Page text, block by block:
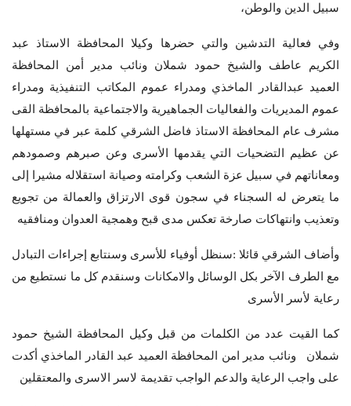
سبيل الدين والوطن،
وفي فعالية التدشين والتي حضرها وكيلا المحافظة الاستاذ عبد
الكريم عاطف والشيخ حمود شملان ونائب مدير أمن المحافظة
العميد عبدالقادر الماخذي ومدراء عموم المكاتب التنفيذية ومدراء
عموم المديريات والفعاليات الجماهيرية والاجتماعية بالمحافظة القى
مشرف عام المحافظة الاستاذ فاضل الشرقي كلمة عبر في مستهلها
عن عظيم التضحيات التي يقدمها الأسرى وعن صبرهم وصمودهم
ومعاناتهم في سبيل عزة الشعب وكرامته وصيانة استقلاله مشيرا إلى
ما يتعرض له السجناء في سجون قوى الارتزاق والعمالة من تجويع
وتعذيب وانتهاكات صارخة تعكس مدى قبح وهمجية العدوان ومنافقيه
وأضاف الشرقي قائلا :سنظل أوفياء للأسرى وسنتابع إجراءات التبادل
مع الطرف الآخر بكل الوسائل والامكانات وسنقدم كل ما نستطيع من
رعاية لأسر الأسرى
كما القيت عدد من الكلمات من قبل وكيل المحافظة الشيخ حمود
شملان ونائب مدير امن المحافظة العميد عبد القادر الماخذي أكدت
على واجب الرعاية والدعم الواجب تقديمة لاسر الاسرى والمعتقلين